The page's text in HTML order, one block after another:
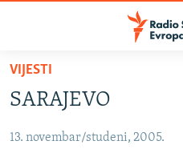
Pređite
glavni
Pređite
BOSNA I HERCEGOVINA
SRBIJA
VIJESTI
SARAJEVO
13. novembar/studeni, 2005.